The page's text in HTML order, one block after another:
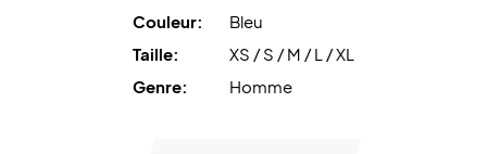
Couleur:
Bleu
Taille:
XS / S / M / L / XL
Genre:
Homme